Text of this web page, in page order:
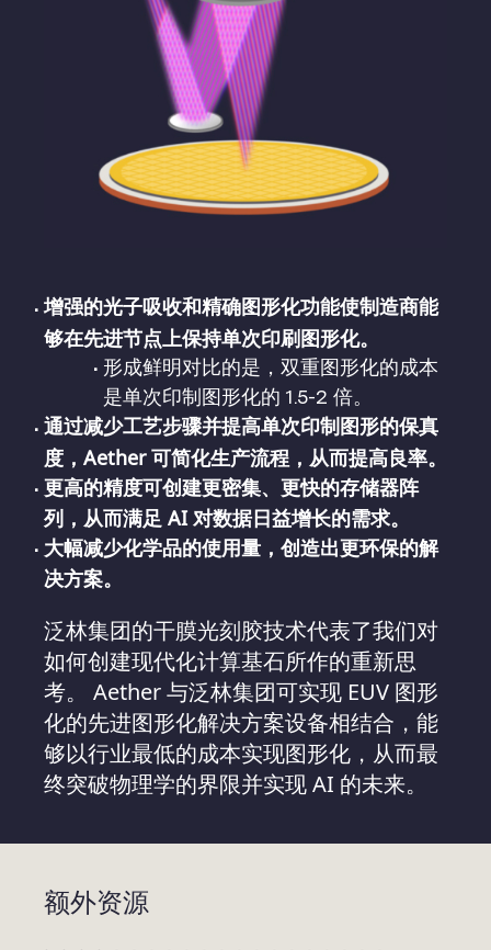
增强的光子吸收和精确图形化功能使制造商能
够在先进节点上保持单次印刷图形化。
形成鲜明对比的是，双重图形化的成本
是单次印制图形化的 1.5-2 倍。
通过减少工艺步骤并提高单次印制图形的保真
度，Aether 可简化生产流程，从而提高良率。
更高的精度可创建更密集、更快的存储器阵
列，从而满足 AI 对数据日益增长的需求。
大幅减少化学品的使用量，创造出更环保的解
决方案。
泛林集团的干膜光刻胶技术代表了我们对
如何创建现代化计算基石所作的重新思
考。 Aether 与泛林集团可实现 EUV 图形
化的先进图形化解决方案设备相结合，能
够以行业最低的成本实现图形化，从而最
终突破物理学的界限并实现 AI 的未来。
额外资源